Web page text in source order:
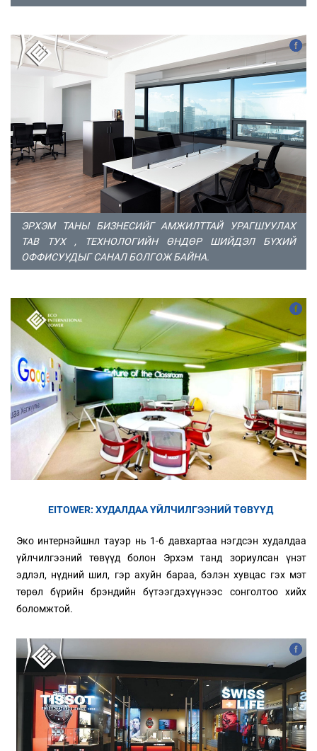
ЭРХЭМ ТАНЫ БИЗНЕСИЙГ АМЖИЛТТАЙ УРАГШУУЛАХ
ТАВ ТУХ , ТЕХНОЛОГИЙН ӨНДӨР ШИЙДЭЛ БҮХИЙ
ОФФИСУУДЫГ САНАЛ БОЛГОЖ БАЙНА.
EITOWER: ХУДАЛДАА ҮЙЛЧИЛГЭЭНИЙ ТӨВҮҮД
Эко интернэйшнл тауэр нь 1-6 давхартаа нэгдсэн худалдаа
үйлчилгээний төвүүд болон Эрхэм танд зориулсан үнэт
эдлэл, нүдний шил, гэр ахуйн бараа, бэлэн хувцас гэх мэт
төрөл бүрийн брэндийн бүтээгдэхүүнээс сонголтоо хийх
боломжтой.